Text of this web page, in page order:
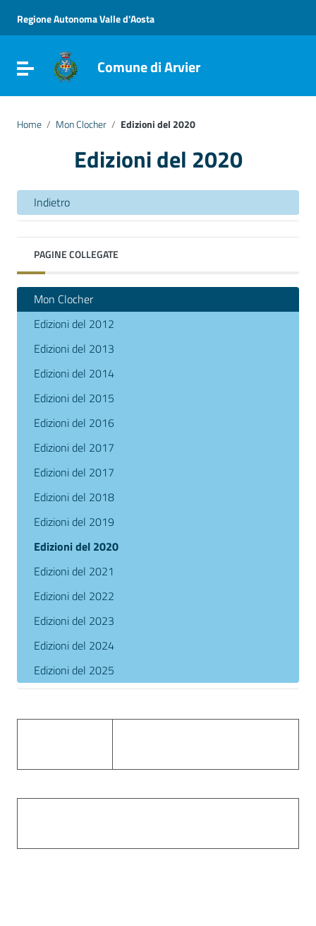
Vai al menu di navigazione
Vai al footer
Regione Autonoma Valle d'Aosta
Attiva / disattiva la navigazione
Comune di Arvier
Home / Mon Clocher / Edizioni del 2020
Edizioni del 2020
Indietro
PAGINE COLLEGATE
Mon Clocher
Edizioni del 2012
Edizioni del 2013
Edizioni del 2014
Edizioni del 2015
Edizioni del 2016
Edizioni del 2017
Edizioni del 2017
Edizioni del 2018
Edizioni del 2019
Edizioni del 2020
Edizioni del 2021
Edizioni del 2022
Edizioni del 2023
Edizioni del 2024
Edizioni del 2025